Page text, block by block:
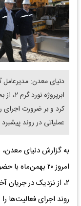
دنیای معدن: مدیرعامل
کرد و بر ضرورت اجرای
عملیاتی در روند
به گزارش دنیای معدن،
امروز ۲۰
۲، از نزدیک در
روند اجرای فعالیت‌ها را